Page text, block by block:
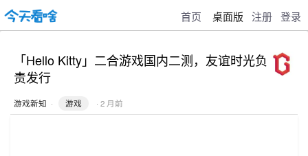
首页 桌面版 注册 登录
「Hello Kitty」二合游戏国内二测，友谊时光负
责发行
游戏新知 · 游戏 · 2 月前